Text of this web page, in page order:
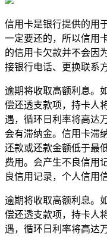
信用卡是银行提供的用
一定要还的，所以信用
的信用卡欠款并不会因
接银行电话、更换联系
逾期将收取高额利息。
偿还透支款项，持卡人
遇，循环日利率将高达
会有滞纳金。信用卡滞
还款或还款金额低于最
费用。会产生不良信用
良信用记录，个人信用
逾期将收取高额利息。
偿还透支款项，持卡人
遇，循环日利率将高达